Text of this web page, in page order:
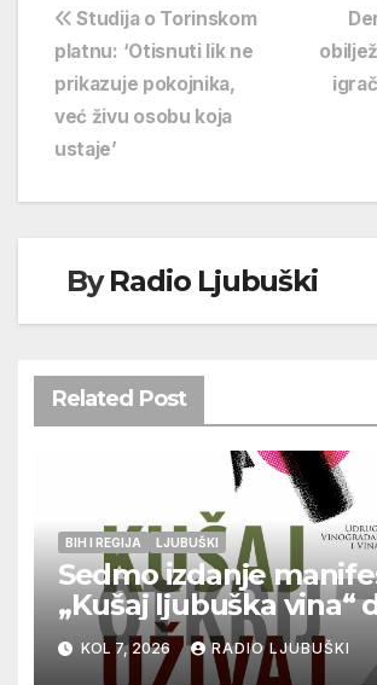
Navigacija
objava
Studija o Torinskom
platnu: ‘Otisnuti lik ne
prikazuje pokojnika,
već živu osobu koja
ustaje’
ByRadio Ljubuški
Related Post
BIH I REGIJA LJUBUŠKI
Sedmo izdanje
„Kušaj ljubuška vina“
vrhunska vina,
glazbu
KOL 7, 2026 RADIO LJUBUŠKI